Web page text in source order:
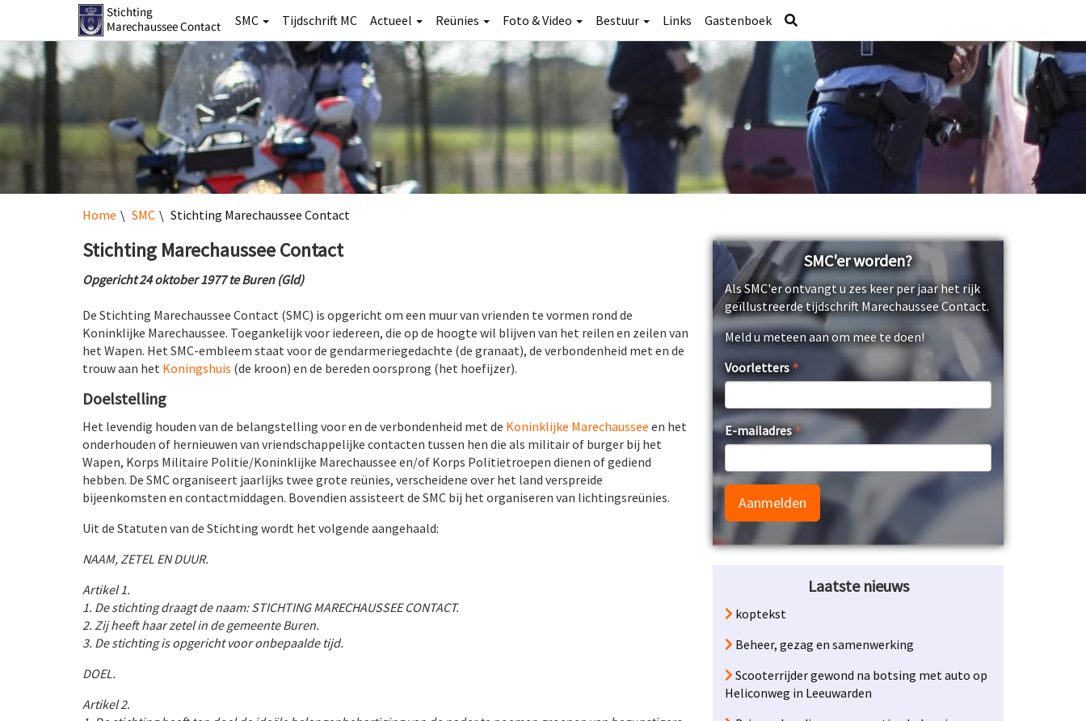
SMC Tijdschrift MC Actueel Reünies Foto & Video Bestuur Links Gastenboek
Home SMC Stichting Marechaussee Contact
Stichting Marechaussee Contact
Opgericht 24 oktober 1977 te Buren (Gld)
De Stichting Marechaussee Contact (SMC) is opgericht om een muur van vrienden te vormen rond de
Koninklijke Marechaussee. Toegankelijk voor iedereen, die op de hoogte wil blijven van het reilen en zeilen van
het Wapen. Het SMC-embleem staat voor de gendarmeriegedachte (de granaat), de verbondenheid met en de
trouw aan het Koningshuis (de kroon) en de bereden oorsprong (het hoefijzer).
Doelstelling
Het levendig houden van de belangstelling voor en de verbondenheid met de Koninklijke Marechaussee en het
onderhouden of hernieuwen van vriendschappelijke contacten tussen hen die als militair of burger bij het
Wapen, Korps Militaire Politie/Koninklijke Marechaussee en/of Korps Politietroepen dienen of gediend
hebben. De SMC organiseert jaarlijks twee grote reünies, verscheidene over het land verspreide
bijeenkomsten en contactmiddagen. Bovendien assisteert de SMC bij het organiseren van lichtingsreünies.
Uit de Statuten van de Stichting wordt het volgende aangehaald:
NAAM, ZETEL EN DUUR.
Artikel 1.
1. De stichting draagt de naam: STICHTING MARECHAUSSEE CONTACT.
2. Zij heeft haar zetel in de gemeente Buren.
3. De stichting is opgericht voor onbepaalde tijd.
DOEL.
Artikel 2.
SMC'er worden?
Als SMC'er ontvangt u zes keer per jaar het rijk
geïllustreerde tijdschrift Marechaussee Contact.
Meld u meteen aan om mee te doen!
Voorletters
E-mailadres
Aanmelden
Laatste nieuws
koptekst
Beheer, gezag en samenwerking
Scooterrijder gewond na botsing met auto op
Heliconweg in Leeuwarden